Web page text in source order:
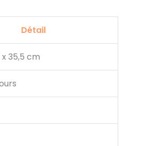
Détail
35,5 cm